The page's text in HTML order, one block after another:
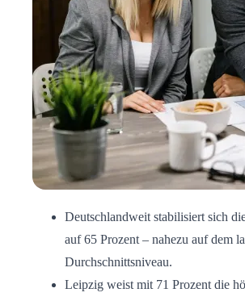
Deutschlandweit stabilisiert sich
auf 65 Prozent – nahezu auf dem
Durchschnittsniveau.
Leipzig weist mit 71 Prozent die